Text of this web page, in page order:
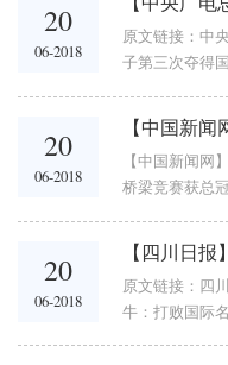
20
06-2018
原文链接：中
子第三次夺得国
20
06-2018
【中国新闻网
桥梁竞赛获总冠军 成都大学生参加国际超轻复
新闻网 ...
20
06-2018
原文链接：四
牛：打败国际